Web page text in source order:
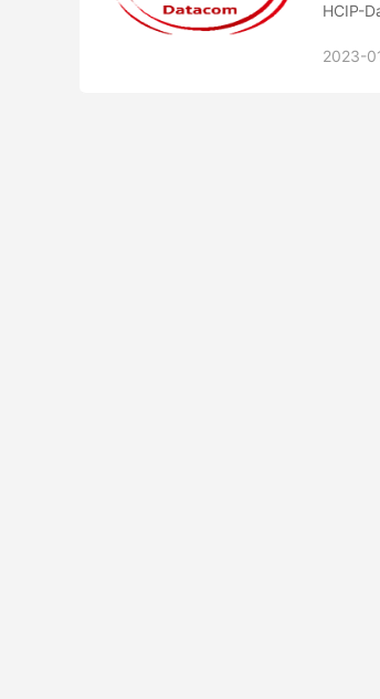
HCIP-
2023-